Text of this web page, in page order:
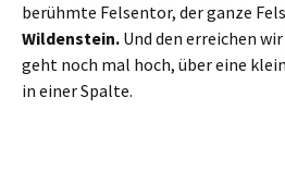
berühmte Felsentor, der ganze
Wildenstein. Und den erreichen
geht noch mal hoch, über eine
in einer Spalte.